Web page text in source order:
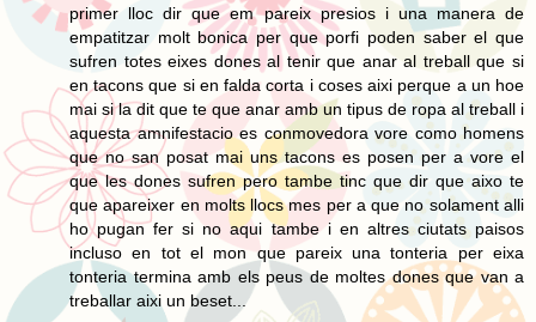
primer lloc dir que em pareix presios i una manera de
empatitzar molt bonica per que porfi poden saber el que
sufren totes eixes dones al tenir que anar al treball que si
en tacons que si en falda corta i coses aixi perque a un hoe
mai si la dit que te que anar amb un tipus de ropa al treball i
aquesta amnifestacio es conmovedora vore como homens
que no san posat mai uns tacons es posen per a vore el
que les dones sufren pero tambe tinc que dir que aixo te
que apareixer en molts llocs mes per a que no solament alli
ho pugan fer si no aqui tambe i en altres ciutats paisos
incluso en tot el mon que pareix una tonteria per eixa
tonteria termina amb els peus de moltes dones que van a
treballar aixi un beset...